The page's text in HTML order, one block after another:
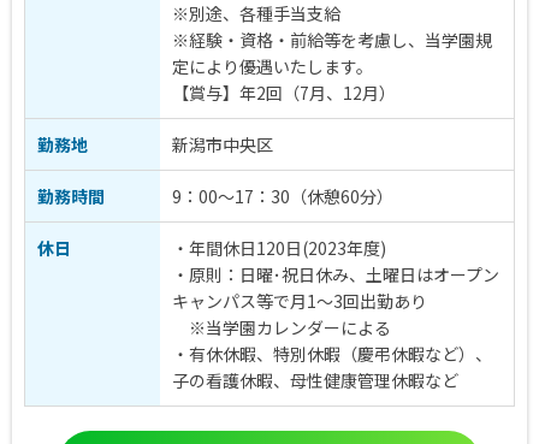
※別途、各種手当支給
※経験・資格・前給等を考慮し、当学園規
定により優遇いたします。
【賞与】年2回（7月、12月）
勤務地 新潟市中央区
勤務時間 9：00〜17：30（休憩60分）
休日
・年間休日120日(2023年度)
・原則：日曜･祝日休み、土曜日はオープン
キャンパス等で月1～3回出勤あり
※当学園カレンダーによる
・有休休暇、特別休暇（慶弔休暇など）、
子の看護休暇、母性健康管理休暇など